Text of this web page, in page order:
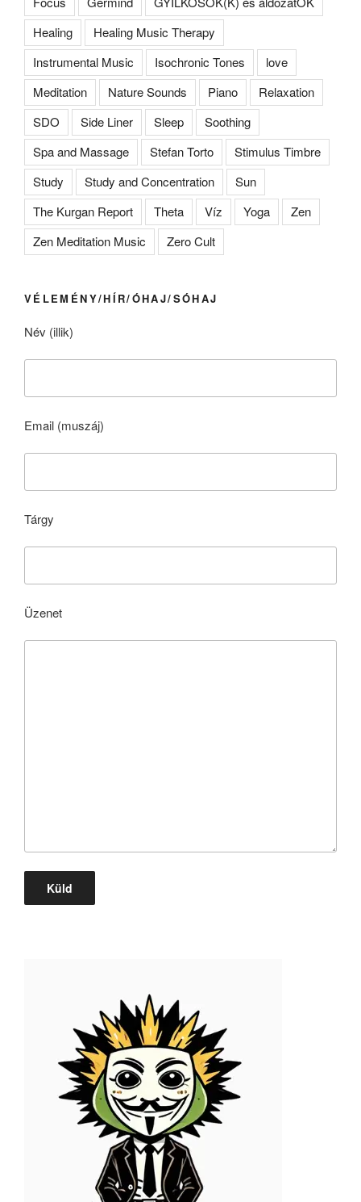
Healing
Healing Music Therapy
Instrumental Music
Isochronic Tones
love
Meditation
Nature Sounds Piano
Relaxation
SDO
Side Liner Sleep
Soothing
Spa and Massage
Stefan Torto
Stimulus Timbre
Study
Study and Concentration
Sun
The Kurgan Report
Theta Víz Yoga
Zen
Zen Meditation Music
Zero Cult
VÉLEMÉNY/HÍR/ÓHAJ/SÓHAJ
Név (illik)
Email (muszáj)
Tárgy
Üzenet